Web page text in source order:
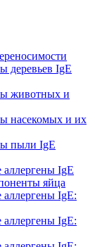
деревьев IgE
животных и
насекомых и их
пыли IgE
IgE
яйца
IgE:
IgE: